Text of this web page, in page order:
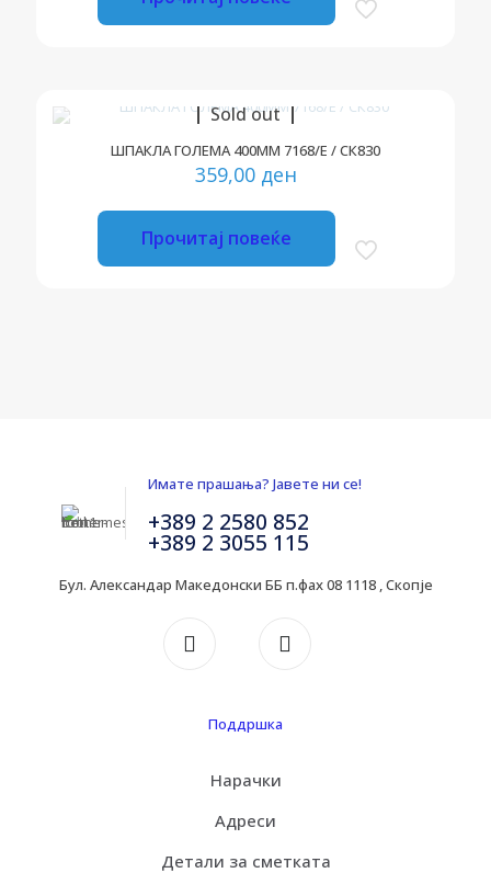
Sold out
ШПАКЛА ГОЛЕМА 400ММ 7168/Е / СК830
359,00 ден
Прочитај повеќе
Имате прашања? Јавете ни се!
+389 2 2580 852
+389 2 3055 115
Бул. Александар Македонски ББ п.фах 08 1118 , Скопје
Поддршка
Нарачки
Адреси
Детали за сметката